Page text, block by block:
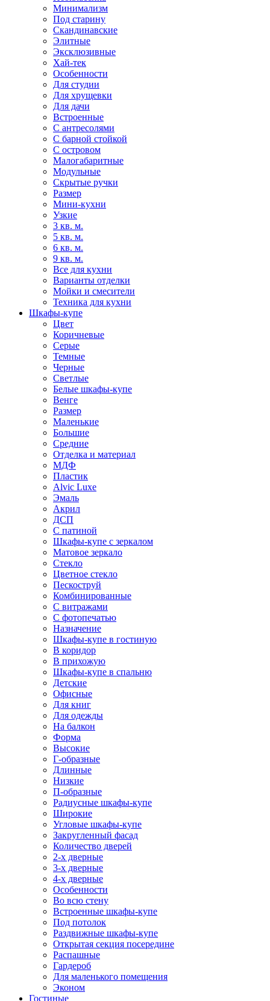
Минимализм
Под старину
Скандинавские
Элитные
Эксклюзивные
Хай-тек
Особенности
Для студии
Для хрущевки
Для дачи
Встроенные
С антресолями
С барной стойкой
С островом
Малогабаритные
Модульные
Скрытые ручки
Размер
Мини-кухни
Узкие
3 кв. м.
5 кв. м.
6 кв. м.
9 кв. м.
Все для кухни
Варианты отделки
Мойки и смесители
Техника для кухни
Шкафы-купе
Цвет
Коричневые
Серые
Темные
Черные
Светлые
Белые шкафы-купе
Венге
Размер
Маленькие
Большие
Средние
Отделка и материал
МДФ
Пластик
Alvic Luxe
Эмаль
Акрил
ДСП
С патиной
Шкафы-купе с зеркалом
Матовое зеркало
Стекло
Цветное стекло
Пескоструй
Комбинированные
С витражами
С фотопечатью
Назначение
Шкафы-купе в гостиную
В коридор
В прихожую
Шкафы-купе в спальню
Детские
Офисные
Для книг
Для одежды
На балкон
Форма
Высокие
Г-образные
Длинные
Низкие
П-образные
Радиусные шкафы-купе
Широкие
Угловые шкафы-купе
Закругленный фасад
Количество дверей
2-х дверные
3-х дверные
4-х дверные
Особенности
Во всю стену
Встроенные шкафы-купе
Под потолок
Раздвижные шкафы-купе
Открытая секция посередине
Распашные
Гардероб
Для маленького помещения
Эконом
Гостиные